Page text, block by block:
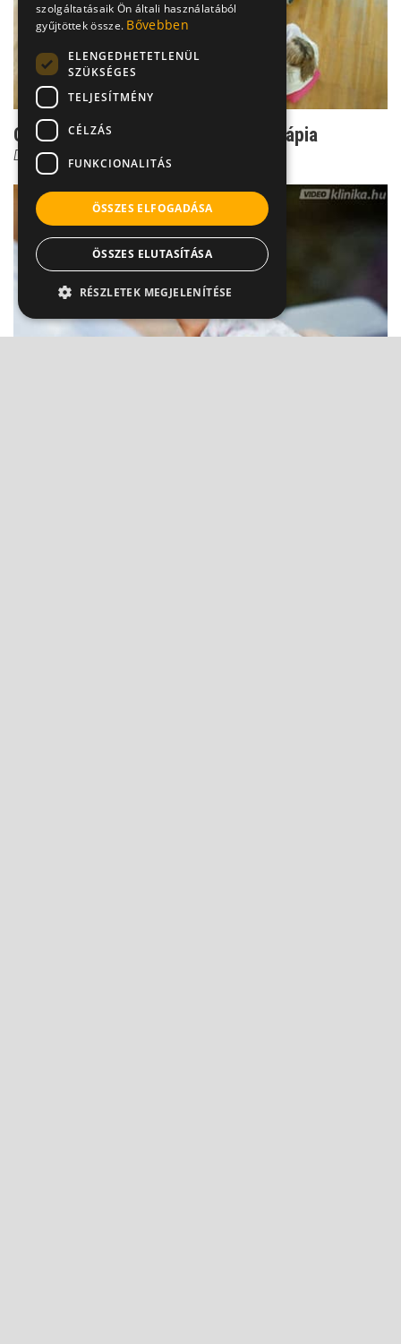
Csoport titok: Ilyen a jó csoportterápia
Dr. Ormay István
szolgáltatásaik Ön általi használatából
gyűjtöttek össze. Bővebben
ELENGEDHETETLENÜL
SZÜKSÉGES
TELJESÍTMÉNY
CÉLZÁS
FUNKCIONALITÁS
ÖSSZES ELFOGADÁSA
ÖSSZES ELUTASÍTÁSA
RÉSZLETEK MEGJELENÍTÉSE